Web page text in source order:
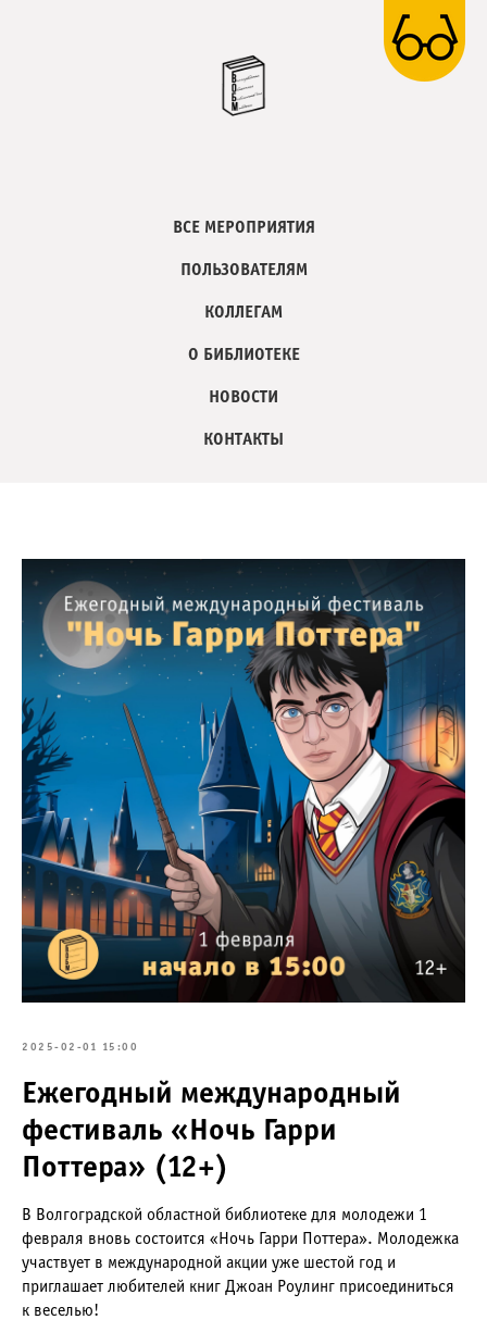
ВСЕ МЕРОПРИЯТИЯ
ПОЛЬЗОВАТЕЛЯМ
КОЛЛЕГАМ
О БИБЛИОТЕКЕ
НОВОСТИ
КОНТАКТЫ
2025-02-01 15:00
Ежегодный международный
фестиваль «Ночь Гарри
Поттера» (12+)
В Волгоградской областной библиотеке для молодежи 1
февраля вновь состоится «Ночь Гарри Поттера». Молодежка
участвует в международной акции уже шестой год и
приглашает любителей книг Джоан Роулинг присоединиться
к веселью!